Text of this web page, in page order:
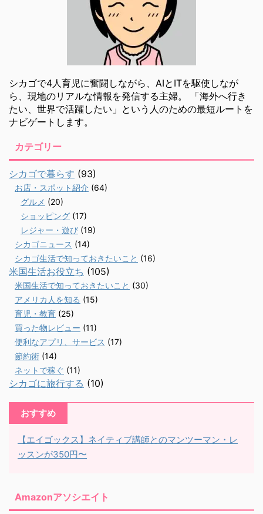
シカゴで4人育児に奮闘しながら、AIとITを駆使しなが
ら、現地のリアルな情報を発信する主婦。 「海外へ行き
たい、世界で活躍したい」という人のための最短ルートを
ナビゲートします。
カテゴリー
シカゴで暮らす (93)
お店・スポット紹介 (64)
グルメ (20)
ショッピング (17)
レジャー・遊び (19)
シカゴニュース (14)
シカゴ生活で知っておきたいこと (16)
米国生活お役立ち (105)
米国生活で知っておきたいこと (30)
アメリカ人を知る (15)
育児・教育 (25)
買った物レビュー (11)
便利なアプリ、サービス (17)
節約術 (14)
ネットで稼ぐ (11)
シカゴに旅行する (10)
おすすめ
【エイゴックス】ネイティブ講師とのマンツーマン・レ
ッスンが350円〜
Amazonアソシエイト